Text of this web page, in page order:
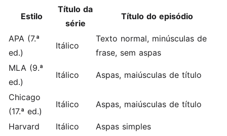
Estilo
Título da
série
Título do episódio
APA (7.ª
ed.)
Itálico
Texto normal, minúsculas de
frase, sem aspas
MLA (9.ª
ed.)
Itálico Aspas, maiúsculas de título
Chicago
(17.ª ed.)
Itálico Aspas, maiúsculas de título
Harvard Itálico
Aspas simples